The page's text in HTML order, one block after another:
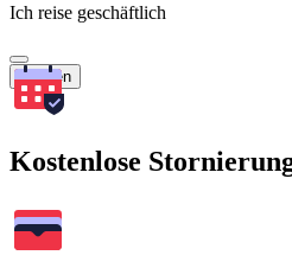
Ich reise geschäftlich
Suchen
Kostenlose